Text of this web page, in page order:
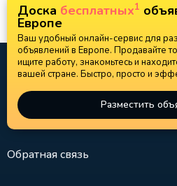
Доска бесплатных1
Европе
Ваш удобный онлайн-сервис для
объявлений в Европе. Продавайте
ищите работу, знакомьтесь и
вашей стране. Быстро, просто и
Разместить
Обратная связь